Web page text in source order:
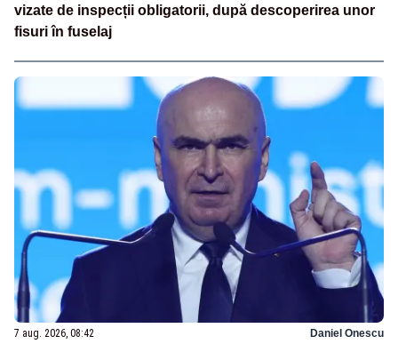
vizate de inspecții obligatorii, după descoperirea unor
fisuri în fuselaj
7 aug. 2026, 08:42 Daniel Onescu